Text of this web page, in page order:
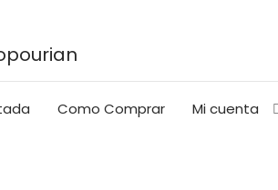
Como Comprar Mi cuenta